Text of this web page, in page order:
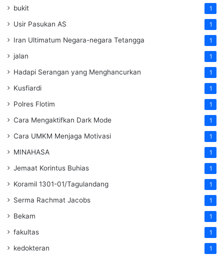
bukit 1
Usir Pasukan AS 1
Iran Ultimatum Negara-negara Tetangga 1
jalan 1
Hadapi Serangan yang Menghancurkan 1
Kusfiardi 1
Polres Flotim 1
Cara Mengaktifkan Dark Mode 1
Cara UMKM Menjaga Motivasi 1
MINAHASA 1
Jemaat Korintus Buhias 1
Koramil 1301-01/Tagulandang 1
Serma Rachmat Jacobs 1
Bekam 1
fakultas 1
kedokteran 1